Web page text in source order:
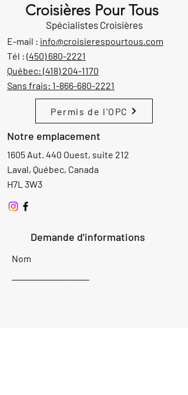
Croisières Pour Tous
Spécialistes Croisières
E-mail : info@croisierespourtous.com
Tél : (450) 680-2221
Québec: (418) 204-1170
Sans frais: 1-866-680-2221
Permis de l'OPC
Notre emplacement
1605 Aut. 440 Ouest, suite 212
Laval, Québec, Canada
H7L 3W3
Demande d'informations
Nom